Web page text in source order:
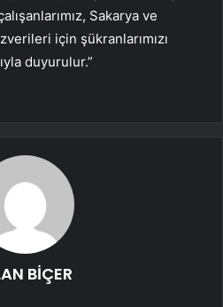
Sakarya ve
için şükranlarımızı
duyurulur.”
BİÇER